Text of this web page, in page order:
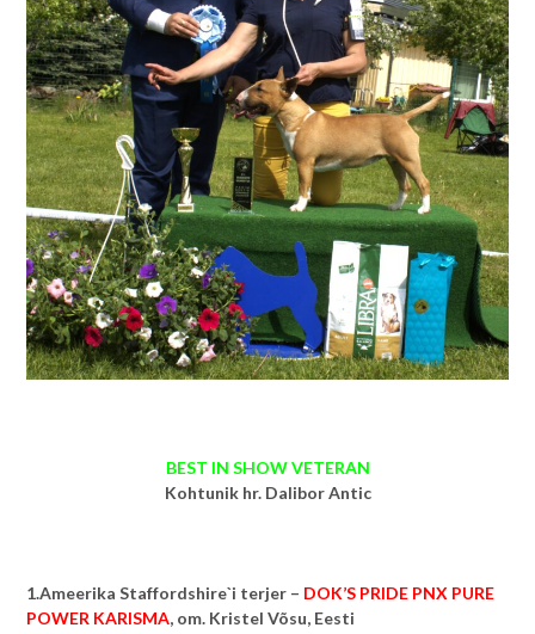
BEST IN SHOW VETERAN
Kohtunik hr. Dalibor Antic
1.Ameerika Staffordshire`i terjer – DOK’S PRIDE PNX PURE
POWER KARISMA, om. Kristel Võsu, Eesti